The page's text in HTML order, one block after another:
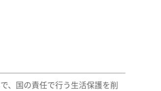
、国の責任で行う生活保護を削